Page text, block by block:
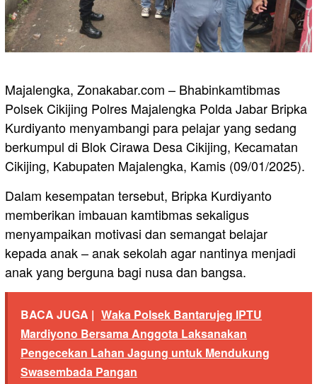
Majalengka, Zonakabar.com – Bhabinkamtibmas
Polsek Cikijing Polres Majalengka Polda Jabar Bripka
Kurdiyanto menyambangi para pelajar yang sedang
berkumpul di Blok Cirawa Desa Cikijing, Kecamatan
Cikijing, Kabupaten Majalengka, Kamis (09/01/2025).
Dalam kesempatan tersebut, Bripka Kurdiyanto
memberikan imbauan kamtibmas sekaligus
menyampaikan motivasi dan semangat belajar
kepada anak – anak sekolah agar nantinya menjadi
anak yang berguna bagi nusa dan bangsa.
BACA JUGA | Waka Polsek Bantarujeg IPTU
Mardiyono Bersama Anggota Laksanakan
Pengecekan Lahan Jagung untuk Mendukung
Swasembada Pangan